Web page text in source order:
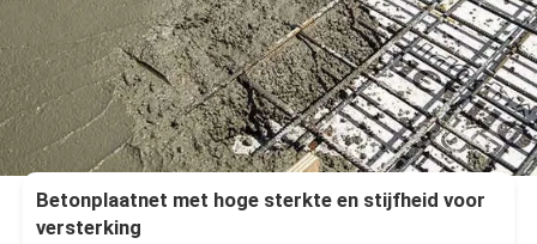
Betonplaatnet met hoge sterkte en stijfheid voor
versterking